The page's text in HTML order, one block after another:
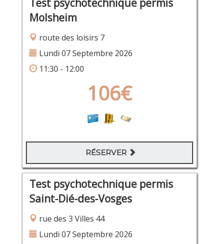
Test psychotechnique permis
Molsheim
route des loisirs 7
Lundi 07 Septembre 2026
11:30 - 12:00
106€
RÉSERVER
Test psychotechnique permis
Saint-Dié-des-Vosges
rue des 3 Villes 44
Lundi 07 Septembre 2026